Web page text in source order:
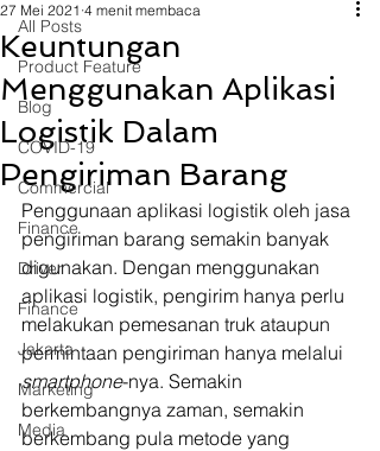
All Posts
Product Feature
Blog
COVID-19
Commercial
Finance
Driver
Finance
Jakarta
Marketing
Media
Keuntungan
Menggunakan Aplikasi
Logistik Dalam
Pengiriman Barang
27 Mei 2021 4 menit membaca
Penggunaan aplikasi logistik oleh jasa
pengiriman barang semakin banyak
digunakan. Dengan menggunakan
aplikasi logistik, pengirim hanya perlu
melakukan pemesanan truk ataupun
permintaan pengiriman hanya melalui
smartphone-nya. Semakin
berkembangnya zaman, semakin
berkembang pula metode yang